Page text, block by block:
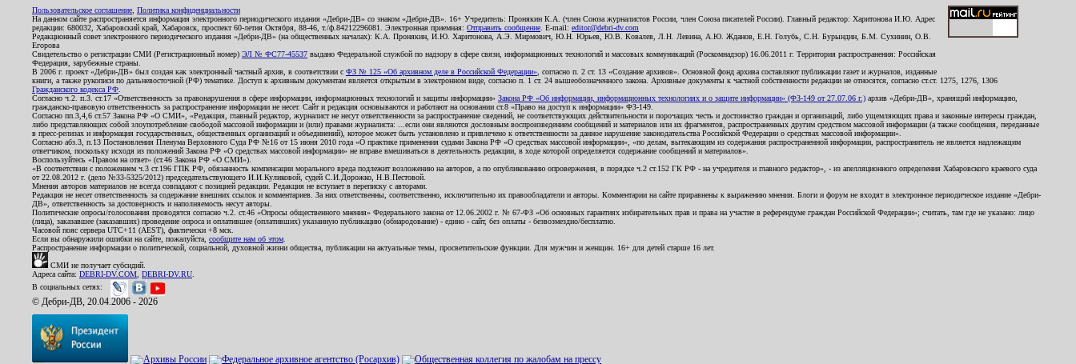
Пользовательское соглашение Политика конфиденциальности
На данном сайте распространяется информация электронного периодического издания «Дебри-ДВ» со знаком «Дебри-ДВ». 16+ Учредитель: Пронякин К.А. (член Союза журналистов России, член Союза писателей России). Главный редактор: Харитонова И.Ю. Адрес
редакции: 680032, Хабаровский край, Хабаровск, проспект 60-летия Октября, 88-46, т./ф.84212296081. Электронная приемная: Отправить сообщение . E-mail: editor@debri-dv.com
Редакционный совет электронного периодического издания «Дебри-ДВ» (на общественных началах): К.А. Пронякин, И.Ю. Харитонова, А.Э. Мирмович, Ю.Н. Юрьев, Ю.В. Ковалев, Л.Н. Левина, А.Ю. Жданов, Е.Н. Голубь, С.Н. Бурындин, Б.М. Сухинин, О.В.
Егорова
Свидетельство о регистрации СМИ (Регистрационный номер) ЭЛ № ФС77-45537 выдано Федеральной службой по надзору в сфере связи, информационных технологий и массовых коммуникаций (Роскомнадзор) 16.06.2011 г. Территория распространения: Российская
Федерация, зарубежные страны.
В 2006 г. проект «Дебри-ДВ» был создан как электронный частный архив, в соответствии с ФЗ № 125 «Об архивном деле в Российской Федерации» , согласно п. 2 ст. 13 «Создание архивов». Основной фонд архива составляют публикации газет и журналов, изданные
книги, а также рукописи по дальневосточной (РФ) тематике. Доступ к архивным документам является открытым в электронном виде, согласно п. 1 ст. 24 вышеобозначенного закона. Архивные документы к частной собственности редакции не относятся, согласно ст.ст. 1275, 1276, 1306
Гражданского кодекса РФ
Согласно ч.2. п.3. ст.17 «Ответственность за правонарушения в сфере информации, информационных технологий и защиты информации» Закона РФ «Об информации, информационных технологиях и о защите информации» (ФЗ-149 от 27.07.06 г.) архив «Дебри-ДВ», хранящий информацию,
гражданско-правовую ответственность за распространение информации не несет. Сайт и редакция основываются и работают на основании ст.8 «Право на доступ к информации» ФЗ-149.
Согласно пп.3,4,6 ст.57 Закона РФ «О СМИ», «Редакция, главный редактор, журналист не несут ответственности за распространение сведений, не соответствующих действительности и порочащих честь и достоинство граждан и организаций, либо ущемляющих права и законные интересы граждан,
либо представляющих собой злоупотребление свободой массовой информации и (или) правами журналиста: ...если они являются дословным воспроизведением сообщений и материалов или их фрагментов, распространенных другим средством массовой информации (а также сообщения, переданные
в пресс-релизах и информация государственных, общественных организаций и объединений), которое может быть установлено и привлечено к ответственности за данное нарушение законодательства Российской Федерации о средствах массовой информации».
Согласно абз.3, п.13 Постановления Пленума Верховного Суда РФ №16 от 15 июня 2010 года «О практике применения судами Закона РФ «О средствах массовой информации», «по делам, вытекающим из содержания распространенной информации, распространитель не является надлежащим
ответчиком, поскольку исходя из положений Закона РФ «О средствах массовой информации» не вправе вмешиваться в деятельность редакции, в ходе которой определяется содержание сообщений и материалов».
Воспользуйтесь «Правом на ответ» (ст.46 Закона РФ «О СМИ»).
«В соответствии с положением ч.3 ст.196 ГПК РФ, обязанность компенсации морального вреда подлежит возложению на авторов, а по опубликованию опровержения, в порядке ч.2 ст.152 ГК РФ - на учредителя и главного редактор», - из апелляционного определения Хабаровского краевого суда
от 22.08.2012 г. (дело №33-5325/2012) председательствующего И.И.Куликовой, судей С.И.Дорожко, Н.В.Пестовой.
Мнения авторов материалов не всегда совпадают с позицией редакции. Редакция не вступает в переписку с авторами.
Редакция не несет ответственность за содержание внешних ссылок и комментариев. За них ответственны, соответственно, исключительно их правообладатели и авторы. Комментарии на сайте приравнены к выражению мнения. Блоги и форум не входят в электронное периодическое издание «Дебри-
ДВ», ответственность за достоверность и наполняемость несут авторы.
Политические опросы/голосования проводятся согласно ч.2. ст.46 «Опросы общественного мнения» Федерального закона от 12.06.2002 г. № 67-ФЗ «Об основных гарантиях избирательных прав и права на участие в референдуме граждан Российской Федерации»; считать, там где не указано: лицо
(лица), заказавшее (заказавших) проведение опроса и оплатившее (оплативших) указанную публикацию (обнародование) - едино - сайт, без оплаты - безвозмездно/бесплатно.
Часовой пояс сервера UTC+11 (AEST), фактически +8 мск.
Если вы обнаружили ошибки на сайте, пожалуйста, сообщите нам об этом
Распространение информации о политической, социальной, духовной жизни общества, публикации на актуальные темы, просветительские функции. Для мужчин и женщин. 16+ для детей старше 16 лет.
СМИ не получает субсидий.
Адреса сайта: DEBRI-DV.COM DEBRI-DV.RU
В социальных сетях:
© Дебри-ДВ, 20.04.2006 - 2026